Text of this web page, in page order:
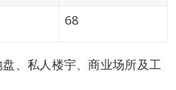
68
、私人楼宇、商业场所及工